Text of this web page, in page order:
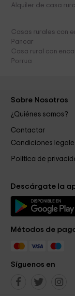
Alquiler de casa
Casas rurales con
Pancar
Casa rural con
Porrua
Sobre Nosotros
¿Quiénes somos?
Contactar
Condiciones
Política de
Descárgate la
Métodos de
Síguenos en